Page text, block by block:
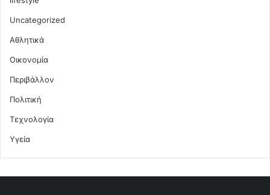
Uncategorized
Αθλητικά
Οικονομία
Περιβάλλον
Πολιτική
Τεχνολογία
Υγεία